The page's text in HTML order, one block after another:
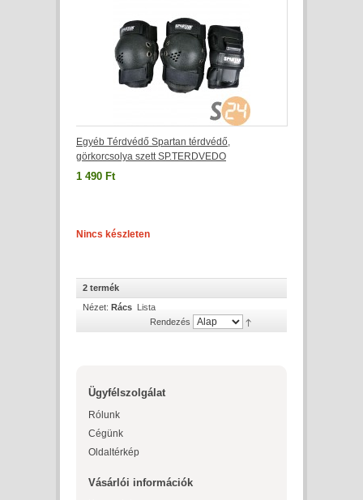
Egyéb Térdvédő Spartan térdvédő,
görkorcsolya szett SP.TERDVEDO
1 490 Ft
Nincs készleten
2 termék
Nézet: Rács Lista
Rendezés
Ügyfélszolgálat
Rólunk
Cégünk
Oldaltérkép
Vásárlói információk